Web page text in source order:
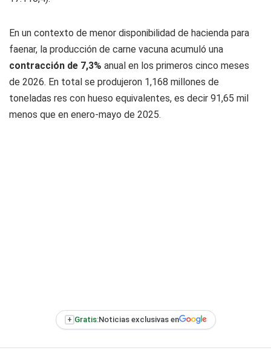
En un contexto de menor disponibilidad de hacienda para
faenar, la producción de carne vacuna acumuló una
contracción de 7,3% anual en los primeros cinco meses
de 2026. En total se produjeron 1,168 millones de
toneladas res con hueso equivalentes, es decir 91,65 mil
menos que en enero-mayo de 2025.
+ Gratis:Noticias exclusivas en